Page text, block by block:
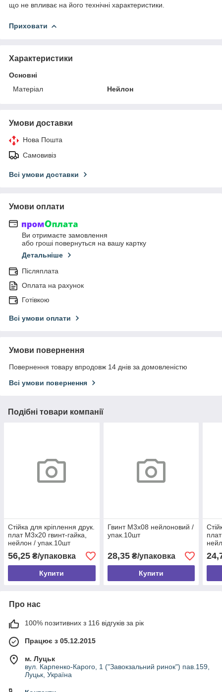
що не впливає на його технічні характеристики.
Приховати
Характеристики
Основні
Матеріал
Нейлон
Умови доставки
Нова Пошта
Самовивіз
Всі умови доставки
Умови оплати
Ви отримаєте замовлення
або гроші повернуться на вашу картку
Детальніше
Післяплата
Оплата на рахунок
Готівкою
Всі умови оплати
Умови повернення
Повернення товару впродовж 14 днів за домовленістю
Всі умови повернення
Подібні товари компанії
Стійка для кріплення друк.
плат М3х20 гвинт-гайка,
нейлон / упак.10шт
56,25 ₴/упаковка
Купити
Гвинт М3х08 нейлоновий /
упак.10шт
28,35₴/упаковка
Купити
Про нас
100% позитивних з 116 відгуків за рік
Працює з 05.12.2015
м. Луцьк
вул. Карпенко-Карого, 1 ("Завокзальний ринок") пав.159,
Луцьк, Україна